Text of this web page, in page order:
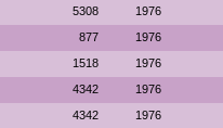
5308 1976
877 1976
1518 1976
4342 1976
4342 1976